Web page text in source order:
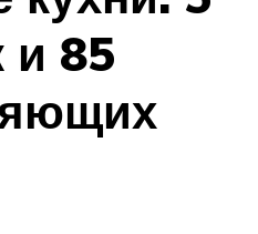
и 85